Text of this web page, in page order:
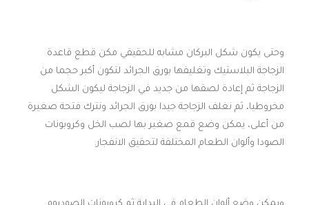
وحتى يكون شكل البركان مشابه للحقيقي مكن قطع قاعدة
الزجاجة البلاستيك وتغليفها بورق الجرائد لتكون أكبر حجما من
الزجاجة ثم إعادة لصقها من جديد في الزجاجة ليكون الشكل
مخروطيا، ثم نغلف الزجاجة جيدا بورق الجرائد ونترك فتحة صغيرة
من أعلى، يمكن وضع قمع صغير بها لصب الخل وكروبونات
الصودا وألوان الطعام المختلفة لتحقيق الانفجار.